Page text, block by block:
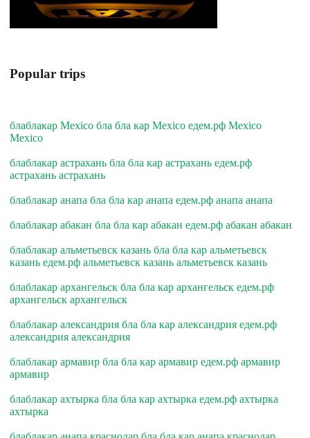
Popular trips
блаблакар Mexico бла бла кар Mexico едем.рф Mexico
Mexico
блаблакар астрахань бла бла кар астрахань едем.рф
астрахань астрахань
блаблакар анапа бла бла кар анапа едем.рф анапа анапа
блаблакар абакан бла бла кар абакан едем.рф абакан абакан
блаблакар альметьевск казань бла бла кар альметьевск
казань едем.рф альметьевск казань альметьевск казань
блаблакар архангельск бла бла кар архангельск едем.рф
архангельск архангельск
блаблакар александрия бла бла кар александрия едем.рф
александрия александрия
блаблакар армавир бла бла кар армавир едем.рф армавир
армавир
блаблакар ахтырка бла бла кар ахтырка едем.рф ахтырка
ахтырка